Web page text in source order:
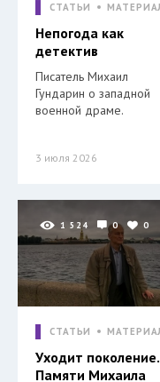
СТАТЬИ
Непогода как
детектив
Писатель Михаил
Гундарин о западной
военной драме.
3 июля 2026
1 524 0 0
СТАТЬИ
Уходит поколение.
Памяти Михаила